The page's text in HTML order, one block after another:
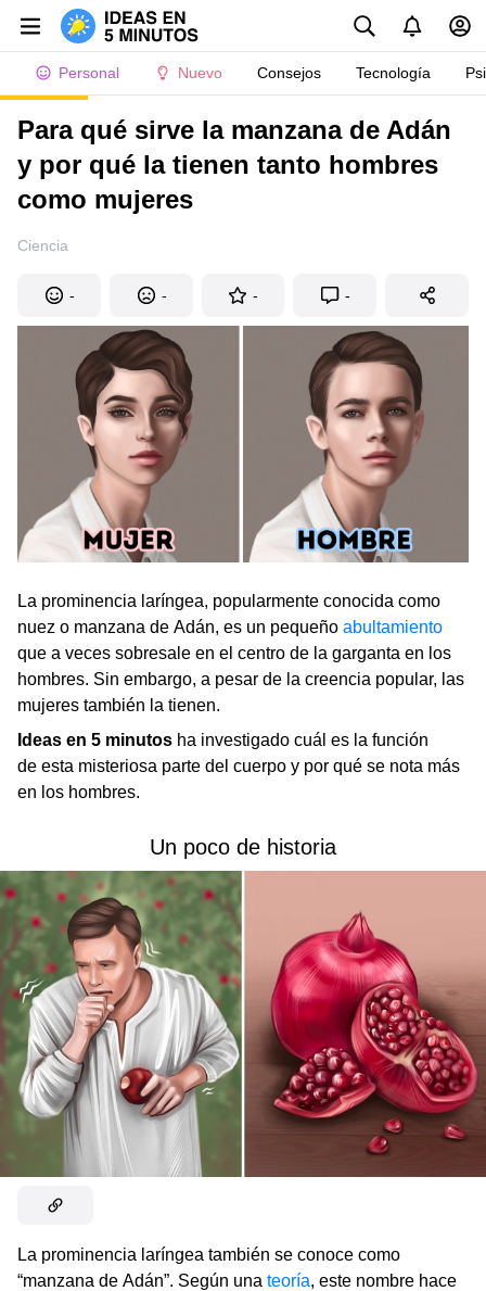
Personal Nuevo Consejos Tecnología
Para qué sirve la manzana de Adán
y por qué la tienen tanto hombres
como mujeres
Ciencia
- - - -
La prominencia laríngea, popularmente conocida como
nuez o manzana de Adán, es un pequeño abultamiento
que a veces sobresale en el centro de la garganta en los
hombres. Sin embargo, a pesar de la creencia popular, las
mujeres también la tienen.
Ideas en 5 minutos ha investigado cuál es la función
de esta misteriosa parte del cuerpo y por qué se nota más
en los hombres.
Un poco de historia
La prominencia laríngea también se conoce como
“manzana de Adán”. Según una teoría, este nombre hace